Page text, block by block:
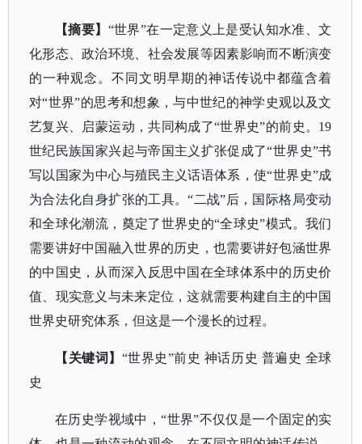
【摘要】 “世界”在一定意义上是受认知水准、文
化形态、政治环境、社会发展等因素影响而不断演变
的一种观念。不同文明早期的神话传说中都蕴含着
对“世界”的思考和想象，与中世纪的神学史观以及文
艺复兴、启蒙运动，共同构成了“世界史”的前史。19
世纪民族国家兴起与帝国主义扩张促成了“世界史”书
写以国家为中心与殖民主义话语体系，使“世界史”成
为合法化自身扩张的工具。“二战”后，国际格局变动
和全球化潮流，奠定了世界史的“全球史”模式。我们
需要讲好中国融入世界的历史，也需要讲好包涵世界
的中国史，从而深入反思中国在全球体系中的历史价
值、现实意义与未来定位，这就需要构建自主的中国
世界史研究体系，但这是一个漫长的过程。
【关键词】 “世界史”前史 神话历史 普遍史 全球
史
在历史学视域中，“世界”不仅仅是一个固定的实